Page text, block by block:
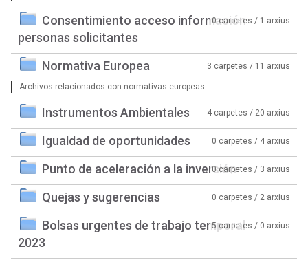
Consentimiento acceso información
personas solicitantes
0 carpetes / 1 arxius
Normativa Europea 3 carpetes / 11 arxius
Archivos relacionados con normativas europeas
Instrumentos Ambientales 4 carpetes / 20 arxius
Igualdad de oportunidades 0 carpetes / 4 arxius
Punto de aceleración a la inversión0 carpetes / 3 arxius
Quejas y sugerencias 0 carpetes / 2 arxius
Bolsas urgentes de trabajo temporal
2023
5 carpetes / 0 arxius